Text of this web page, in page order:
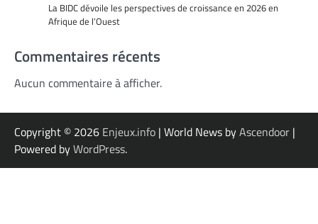
La BIDC dévoile les perspectives de croissance en 2026 en
Afrique de l’Ouest
Commentaires récents
Aucun commentaire à afficher.
Copyright © 2026 Enjeux.info | World News byAscendoor |
Powered byWordPress.